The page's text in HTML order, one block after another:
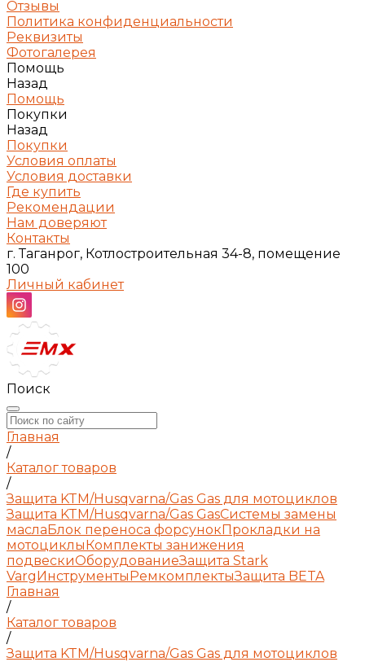
Отзывы
Политика конфиденциальности
Реквизиты
Фотогалерея
Помощь
Назад
Помощь
Покупки
Назад
Покупки
Условия оплаты
Условия доставки
Где купить
Рекомендации
Нам доверяют
Контакты
г. Таганрог, Котлостроительная 34-8, помещение
100
Личный кабинет
Поиск
Главная
/
Каталог товаров
/
Защита KTM/Husqvarna/Gas Gas для мотоциклов
Защита KTM/Husqvarna/Gas GasСистемы замены
маслаБлок переноса форсунокПрокладки на
мотоциклыКомплекты занижения
подвескиОборудованиеЗащита Stark
VargИнструментыРемкомплектыЗащита BETA
Главная
/
Каталог товаров
/
Защита KTM/Husqvarna/Gas Gas для мотоциклов